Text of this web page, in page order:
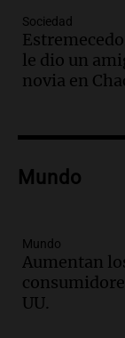
violó
Mundial
Panorama
Episodios
Episodios
tras
Panorama
Episodios
Sociedad
le dio un
novia en
Mundo
Mundo
Aumentan
UU.